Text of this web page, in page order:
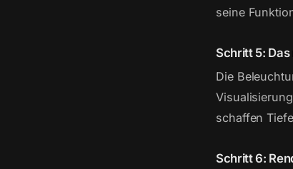
seine
Schritt 5:
Die
schaffen
Schritt 6: